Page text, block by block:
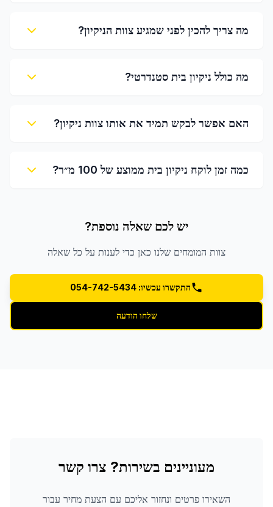
מה צריך להכין לפני שמגיע צוות הניקיון?
מה כולל ניקיון בית סטנדרטי?
האם אפשר לבקש תמיד את אותו צוות ניקיון?
כמה זמן לוקח ניקיון בית ממוצע של 100 מ״ר?
יש לכם שאלה נוספת?
צוות המומחים שלנו כאן כדי לענות על כל שאלה
התקשרו עכשיו: 054-742-5434
שלחו הודעה
מעוניינים בשירות? צרו קשר
השאירו פרטים ונחזור אליכם עם הצעת מחיר עבור